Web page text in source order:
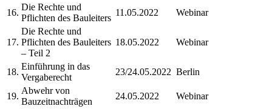
16.
Die Rechte und
Pflichten des Bauleiters
11.05.2022 Webinar
17.
Die Rechte und
Pflichten des Bauleiters
– Teil 2
18.05.2022 Webinar
18.
Einführung in das
Vergaberecht
23/24.05.2022 Berlin
19.
Abwehr von
Bauzeitnachträgen
24.05.2022 Webinar